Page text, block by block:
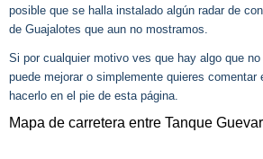
posible que se halla instalado algún radar de
de Guajalotes que aun no mostramos.
Si por cualquier motivo ves que hay algo que
puede mejorar o simplemente quieres comentar
hacerlo en el pie de esta página.
Mapa de carretera entre Tanque